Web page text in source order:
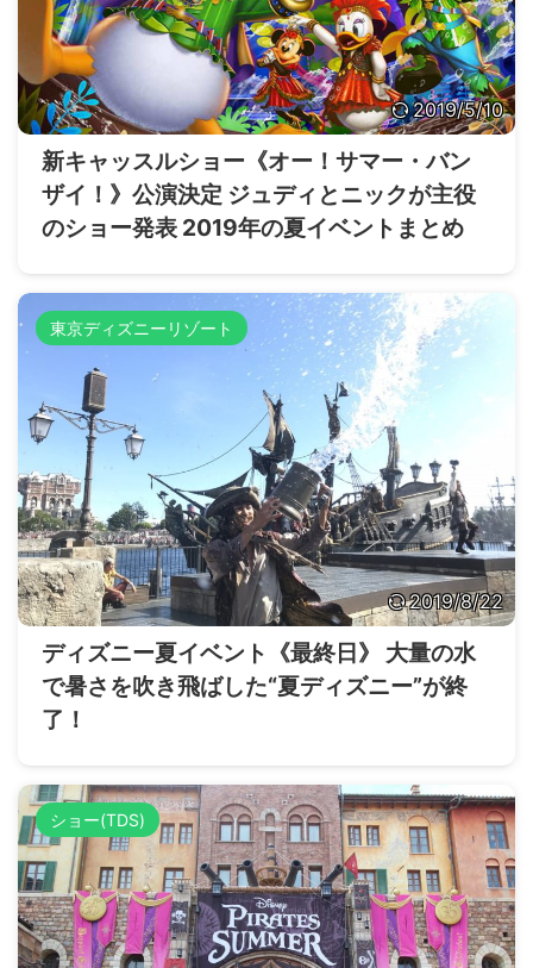
2019/5/10
新キャッスルショー《オー！サマー・バン
ザイ！》公演決定 ジュディとニックが主役
のショー発表 2019年の夏イベントまとめ
東京ディズニーリゾート
2019/8/22
ディズニー夏イベント《最終日》 大量の水
で暑さを吹き飛ばした“夏ディズニー”が終
了！
ショー(TDS)